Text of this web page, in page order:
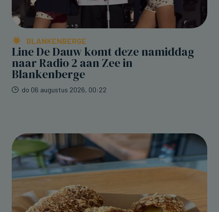
BLANKENBERGE
Line De Dauw komt deze namiddag
naar Radio 2 aan Zee in
Blankenberge
do 06 augustus 2026, 00:22